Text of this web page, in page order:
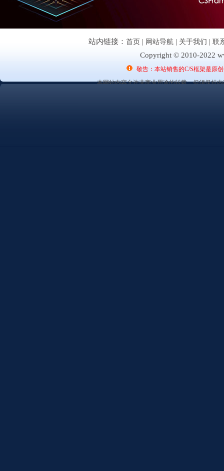
站内链接： 首页 | 网站导航 | 关于我们 | 联
Copyright © 2010-2022
敬告：本站销售的C/S框架是原
本网站内容允许非商业用途的转载，但须保持